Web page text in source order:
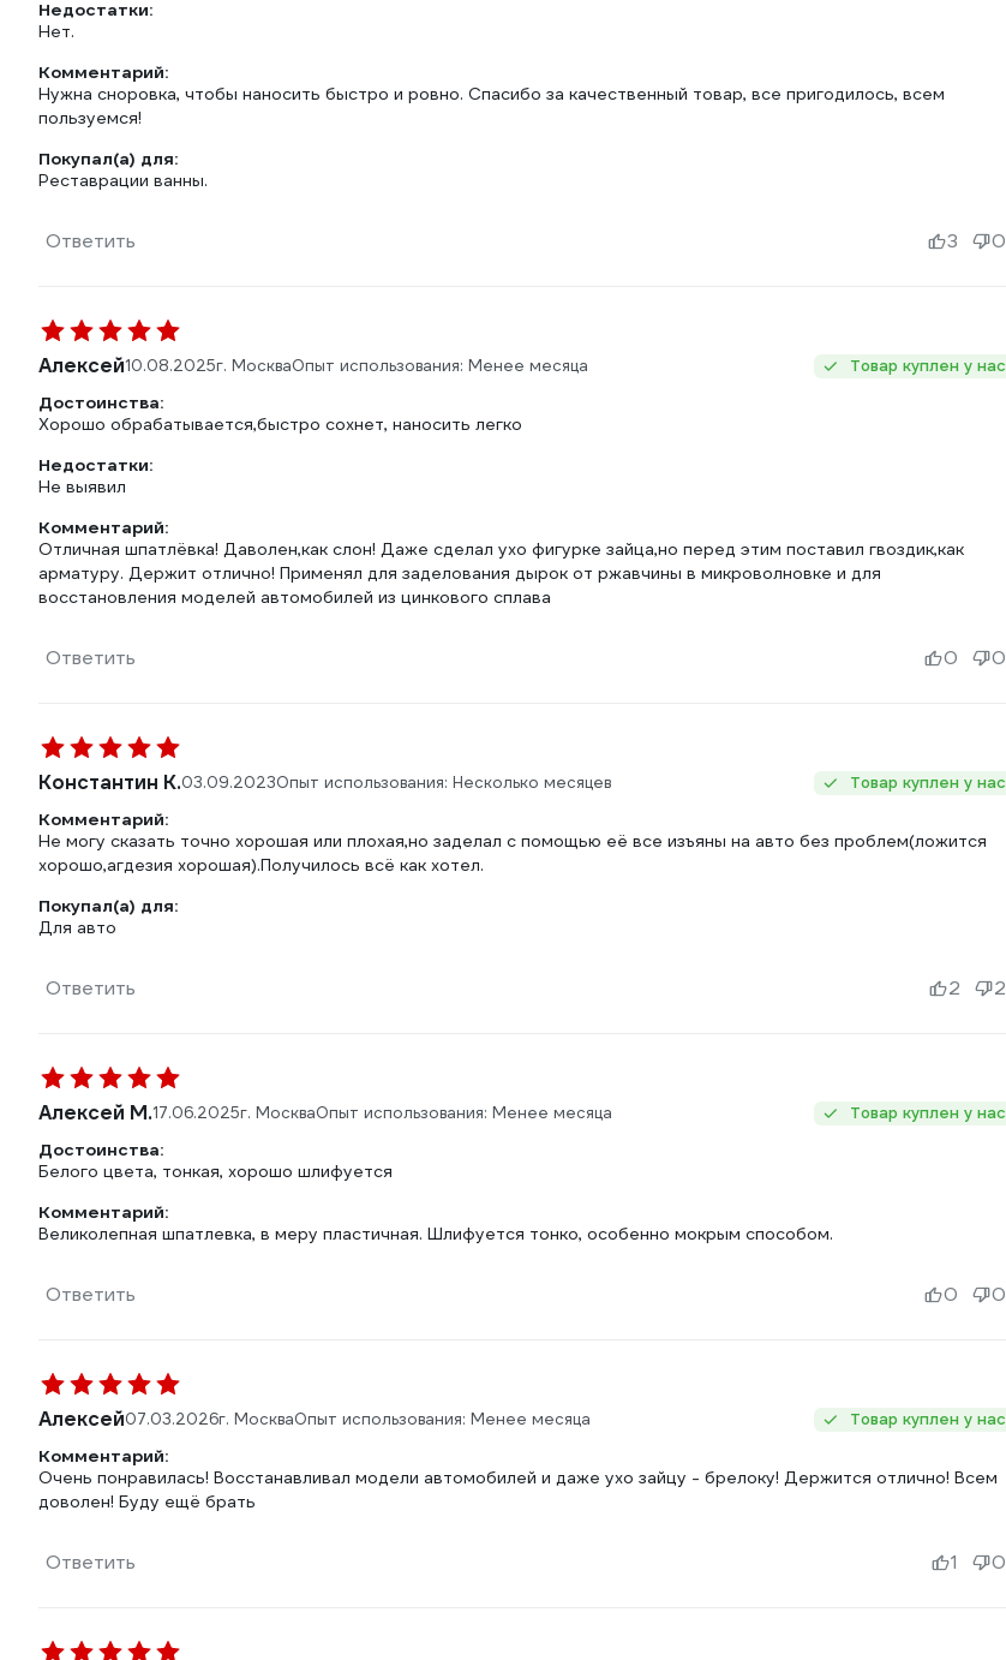
Недостатки:
Нет.
Комментарий:
Нужна сноровка, чтобы наносить быстро и ровно. Спасибо за качественный товар, все пригодилось, всем
пользуемся!
Покупал(а) для:
Реставрации ванны.
Ответить 3 0
Алексей10.08.2025г. МоскваОпыт использования: Менее месяца Товар куплен у нас
Достоинства:
Хорошо обрабатывается,быстро сохнет, наносить легко
Недостатки:
Не выявил
Комментарий:
Отличная шпатлёвка! Даволен,как слон! Даже сделал ухо фигурке зайца,но перед этим поставил гвоздик,как
арматуру. Держит отлично! Применял для заделования дырок от ржавчины в микроволновке и для
восстановления моделей автомобилей из цинкового сплава
Ответить 0 0
Константин К.03.09.2023Опыт использования: Несколько месяцев Товар куплен у нас
Комментарий:
Не могу сказать точно хорошая или плохая,но заделал с помощью её все изъяны на авто без проблем(ложится
хорошо,агдезия хорошая).Получилось всё как хотел.
Покупал(а) для:
Для авто
Ответить 2 2
Алексей М.17.06.2025г. МоскваОпыт использования: Менее месяца Товар куплен у нас
Достоинства:
Белого цвета, тонкая, хорошо шлифуется
Комментарий:
Великолепная шпатлевка, в меру пластичная. Шлифуется тонко, особенно мокрым способом.
Ответить 0 0
Алексей07.03.2026г. МоскваОпыт использования: Менее месяца Товар куплен у нас
Комментарий:
Очень понравилась! Восстанавливал модели автомобилей и даже ухо зайцу - брелоку! Держится отлично! Всем
доволен! Буду ещё брать
Ответить 1 0